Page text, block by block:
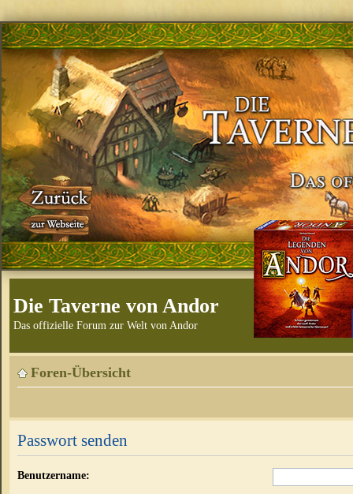
Die Taverne von Andor
Das offizielle Forum zur Welt von Andor
Foren-Übersicht
Passwort senden
Benutzername: